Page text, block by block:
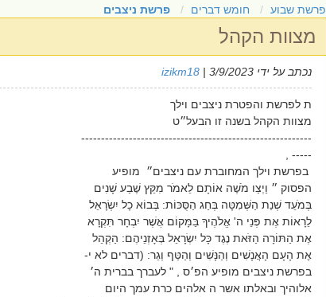
פרשת שבוע חומש דברים פרשת ניצבים
מצוות הקהל
נכתב על ידי izikm18 | 3/9/2023
ת לפרשת והפטרת ניצבים וילך
מצוות הקהל בשנה זו הבעל״ט
----------------------------------------------------------
----- ,
בפרשת וילך המחוברת עם ניצבים״ מופיע
הפסוק ״ וַיְצַו מֹשֶׁה אוֹתָם לֵאמֹר מִקֵּץ שֶׁבַע שָׁנִים
בְּמֹעֵד שְׁנַת הַשְּׁמִטָּה בְּחַג הַסֻּכּוֹת: בְּבוֹא כָל יִשְׂרָאֵל
לֵרָאוֹת אֶת פְּנֵי ה' אֱלֹהֶיךָ בַּמָּקוֹם אֲשֶׁר יִבְחָר תִּקְרָא
אֶת הַתּוֹרָה הַזֹּאת נֶגֶד כָּל יִשְׂרָאֵל בְּאָזְנֵיהֶם: הַקְהֵל
אֶת הָעָם הָאֲנָשִׁים וְהַנָּשִׁים וְהַטַּף וְגֵר: (דברים לא י-
בפרשת ניצבים מופיע הפ׳ס , " לעברך בברית ה׳
אלוהיך ובאלתו אשר ה אלהים כרת עמך היום